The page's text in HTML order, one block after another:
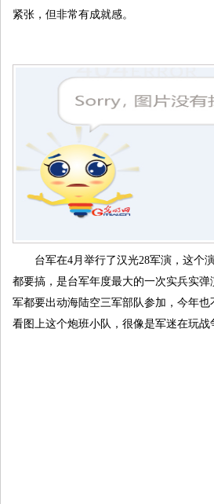
紧张，但非常有成就感。
台军在4月举行了汉光28军演，这个
都要搞，是台军年度最大的一次实兵实弹
军都要出动海陆空三军部队参加，今年也
看图上这个炮班小队，很像是军迷在玩战